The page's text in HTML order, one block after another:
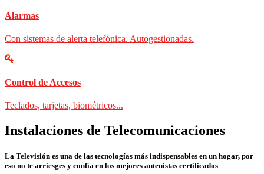
Alarmas
Con sistemas de alerta telefónica. Autogestionadas.
Control de Accesos
Teclados, tarjetas, biométricos...
Instalaciones de Telecomunicaciones
La Televisión es una de las tecnologías más indispensables en un hogar, por
eso no te arriesges y confía en los mejores antenistas certificados